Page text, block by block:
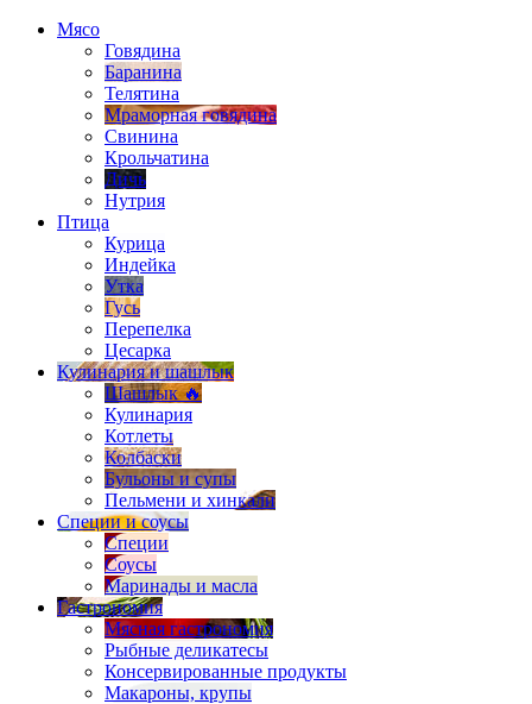
Мясо
Говядина
Баранина
Телятина
Мраморная говядина
Свинина
Крольчатина
Дичь
Нутрия
Птица
Курица
Индейка
Утка
Гусь
Перепелка
Цесарка
Кулинария и шашлык
Шашлык 🔥
Кулинария
Котлеты
Колбаски
Бульоны и супы
Пельмени и хинкали
Специи и соусы
Специи
Соусы
Маринады и масла
Гастрономия
Мясная гастрономия
Рыбные деликатесы
Консервированные продукты
Макароны, крупы